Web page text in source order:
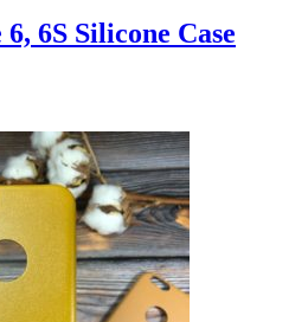
6S Silicone Case